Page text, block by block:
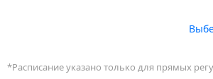
*Расписание указано только для прямых